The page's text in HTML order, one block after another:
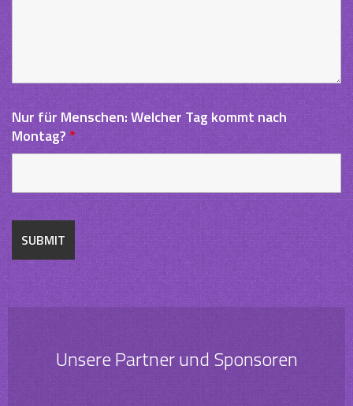
Nur für Menschen: Welcher Tag kommt nach
Montag?*
Unsere Partner und Sponsoren